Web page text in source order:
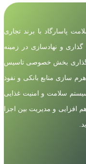
پاسارگاد با برند تجاری
با هدف سرمایه گذاری و نهادسازی در زمینه
گذاری بخش خصوصی تاسیس
سازی منابع بانکی و نفوذ
سلامت و امنیت غذایی
و مدیریت بین اجزا